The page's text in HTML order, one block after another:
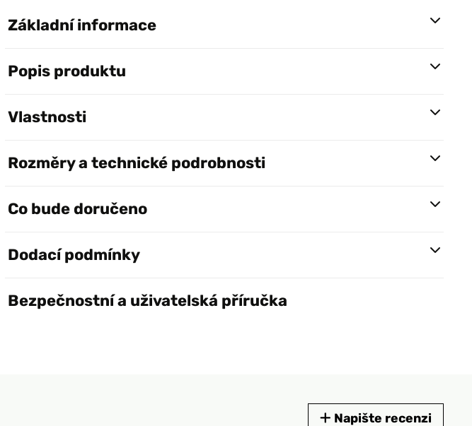
Základní informace
Popis produktu
Vlastnosti
Rozměry a technické podrobnosti
Co bude doručeno
Dodací podmínky
Bezpečnostní a uživatelská příručka
Napište recenzi